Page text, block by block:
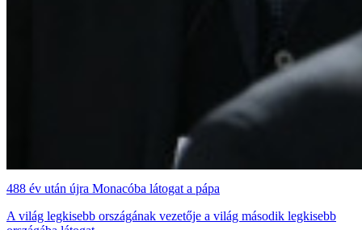
488 év után újra Monacóba látogat a pápa
A világ legkisebb országának vezetője a világ második legkisebb